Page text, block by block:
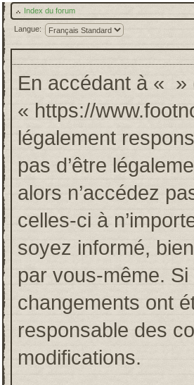
Index du forum
Langue:
En accédant à « »
« https://
légalement
pas d’être
alors n’accédez
celles-ci à
soyez informé,
par vous-même.
changements ont
responsable des
modifications.